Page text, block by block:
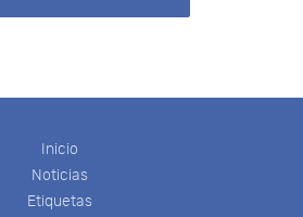
Inicio
Noticias
Etiquetas